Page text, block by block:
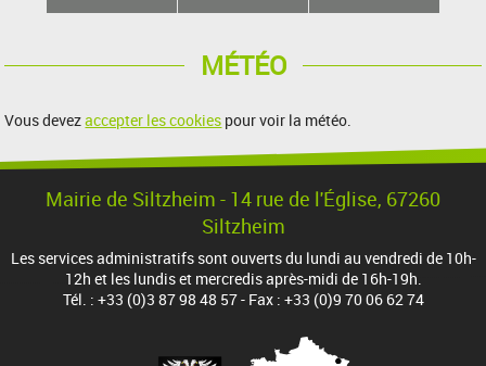
MÉTÉO
Vous devezaccepter les cookies pour voir la météo.
Mairie de Siltzheim - 14 rue de l'Église, 67260
Siltzheim
Les services administratifs sont ouverts du lundi au vendredi de 10h-
12h et les lundis et mercredis après-midi de 16h-19h.
Tél. : +33 (0)3 87 98 48 57 - Fax : +33 (0)9 70 06 62 74